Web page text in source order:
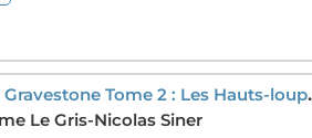
Lord
Le Gris-Nicolas Siner